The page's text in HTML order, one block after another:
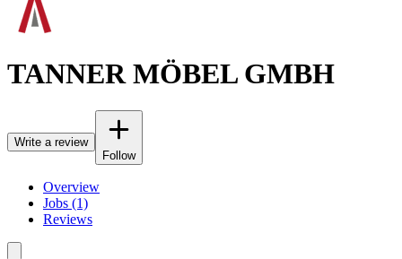
TANNER MÖBEL GMBH
Write a review
Follow
Overview
Jobs (1)
Reviews